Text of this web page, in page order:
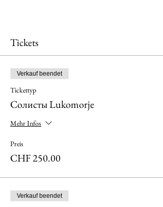
Tickets
Verkauf beendet
Tickettyp
Солисты Lukomorje
Mehr Infos
Preis
CHF 250.00
Verkauf beendet